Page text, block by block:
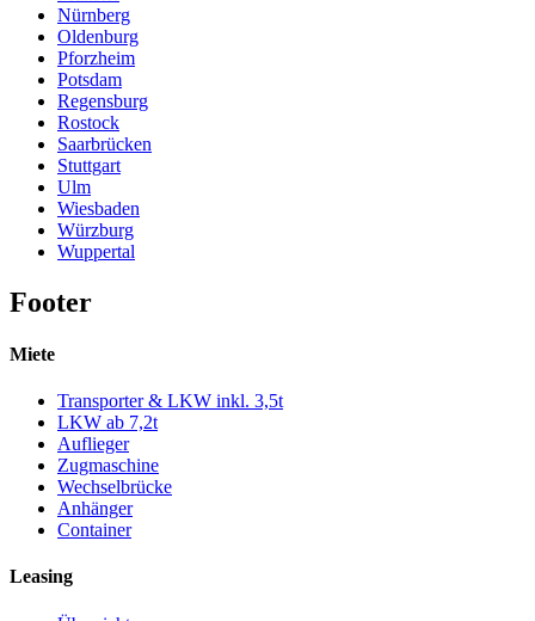
Nürnberg
Oldenburg
Pforzheim
Potsdam
Regensburg
Rostock
Saarbrücken
Stuttgart
Ulm
Wiesbaden
Würzburg
Wuppertal
Footer
Miete
Transporter & LKW inkl. 3,5t
LKW ab 7,2t
Auflieger
Zugmaschine
Wechselbrücke
Anhänger
Container
Leasing